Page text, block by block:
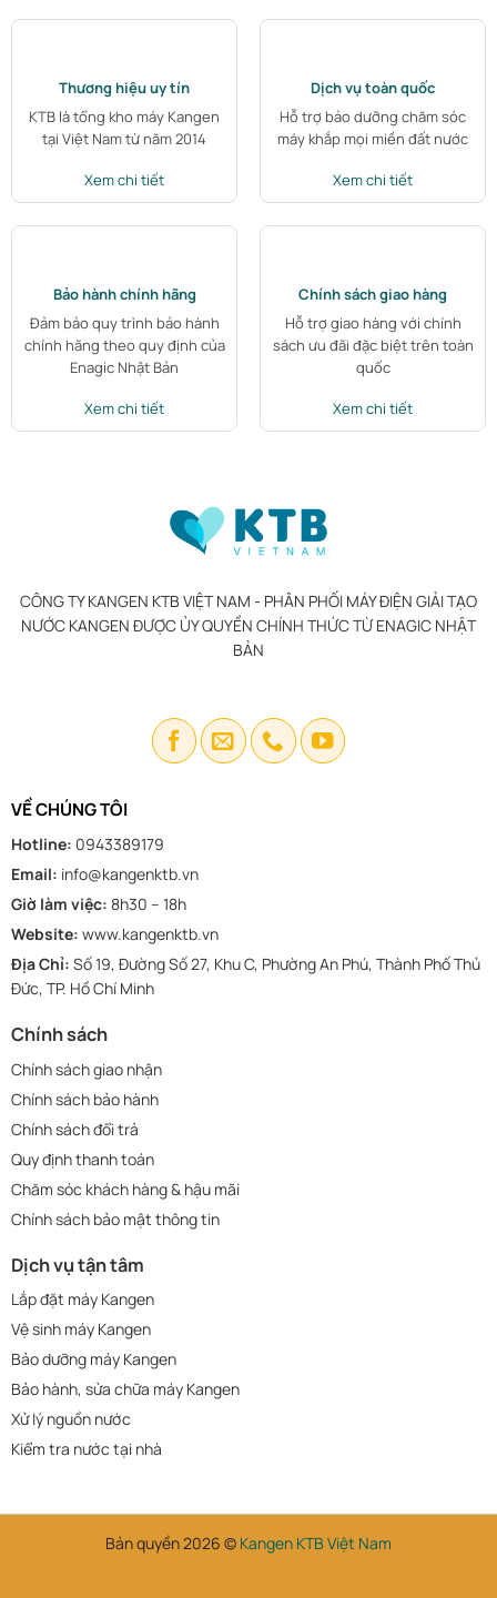
Thương hiệu uy tín
KTB là tổng kho máy Kangen
tại Việt Nam từ năm 2014
Xem chi tiết
Dịch vụ toàn quốc
Hỗ trợ bảo dưỡng chăm sóc
máy khắp mọi miền đất nước
Xem chi tiết
Bảo hành chính hãng
Đảm bảo quy trình bảo hành
chính hãng theo quy định của
Enagic Nhật Bản
Xem chi tiết
Chính sách giao hàng
Hỗ trợ giao hàng với chính
sách ưu đãi đặc biệt trên toàn
quốc
Xem chi tiết
CÔNG TY KANGEN KTB VIỆT NAM - PHÂN PHỐI MÁY ĐIỆN GIẢI TẠO
NƯỚC KANGEN ĐƯỢC ỦY QUYỀN CHÍNH THỨC TỪ ENAGIC NHẬT
BẢN
VỀ CHÚNG TÔI
Hotline: 0943389179
Email: info@kangenktb.vn
Giờ làm việc: 8h30 – 18h
Website: www.kangenktb.vn
Địa Chỉ: Số 19, Đường Số 27, Khu C, Phường An Phú, Thành Phố Thủ
Đức, TP. Hồ Chí Minh
Chính sách
Chính sách giao nhận
Chính sách bảo hành
Chính sách đổi trả
Quy định thanh toán
Chăm sóc khách hàng & hậu mãi
Chính sách bảo mật thông tin
Dịch vụ tận tâm
Lắp đặt máy Kangen
Vệ sinh máy Kangen
Bảo dưỡng máy Kangen
Bảo hành, sửa chữa máy Kangen
Xử lý nguồn nước
Kiểm tra nước tại nhà
Bản quyền 2026 © Kangen KTB Việt Nam